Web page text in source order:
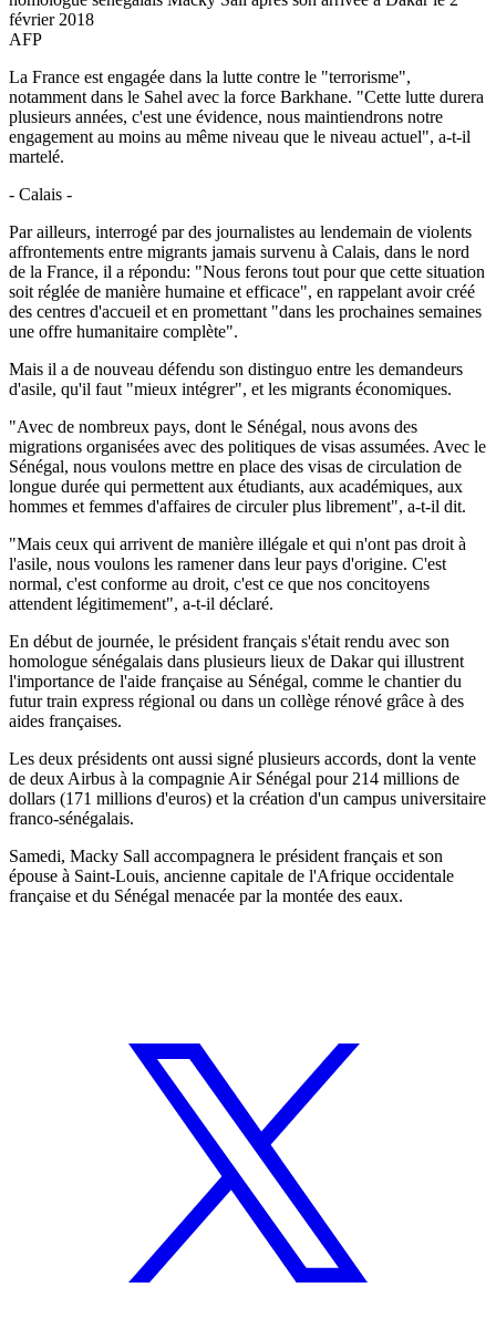
février 2018
AFP
La France est engagée dans la lutte contre le "terrorisme",
notamment dans le Sahel avec la force Barkhane. "Cette lutte durera
plusieurs années, c'est une évidence, nous maintiendrons notre
engagement au moins au même niveau que le niveau actuel", a-t-il
martelé.
- Calais -
Par ailleurs, interrogé par des journalistes au lendemain de violents
affrontements entre migrants jamais survenu à Calais, dans le nord
de la France, il a répondu: "Nous ferons tout pour que cette situation
soit réglée de manière humaine et efficace", en rappelant avoir créé
des centres d'accueil et en promettant "dans les prochaines semaines
une offre humanitaire complète".
Mais il a de nouveau défendu son distinguo entre les demandeurs
d'asile, qu'il faut "mieux intégrer", et les migrants économiques.
"Avec de nombreux pays, dont le Sénégal, nous avons des
migrations organisées avec des politiques de visas assumées. Avec le
Sénégal, nous voulons mettre en place des visas de circulation de
longue durée qui permettent aux étudiants, aux académiques, aux
hommes et femmes d'affaires de circuler plus librement", a-t-il dit.
"Mais ceux qui arrivent de manière illégale et qui n'ont pas droit à
l'asile, nous voulons les ramener dans leur pays d'origine. C'est
normal, c'est conforme au droit, c'est ce que nos concitoyens
attendent légitimement", a-t-il déclaré.
En début de journée, le président français s'était rendu avec son
homologue sénégalais dans plusieurs lieux de Dakar qui illustrent
l'importance de l'aide française au Sénégal, comme le chantier du
futur train express régional ou dans un collège rénové grâce à des
aides françaises.
Les deux présidents ont aussi signé plusieurs accords, dont la vente
de deux Airbus à la compagnie Air Sénégal pour 214 millions de
dollars (171 millions d'euros) et la création d'un campus universitaire
franco-sénégalais.
Samedi, Macky Sall accompagnera le président français et son
épouse à Saint-Louis, ancienne capitale de l'Afrique occidentale
française et du Sénégal menacée par la montée des eaux.